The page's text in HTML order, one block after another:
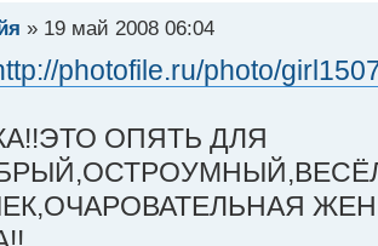
» 19 май 2008 06:04
photofile.ru/photo/
ОПЯТЬ ДЛЯ